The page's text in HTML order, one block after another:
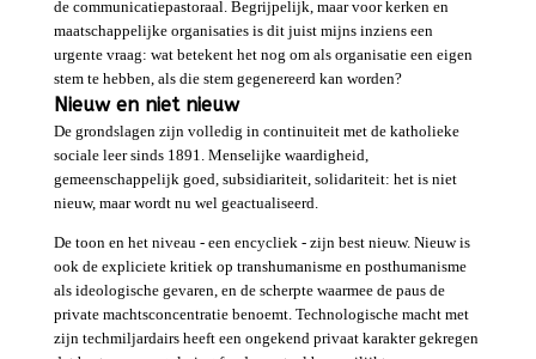
de communicatiepastoraal. Begrijpelijk, maar voor kerken en
maatschappelijke organisaties is dit juist mijns inziens een
urgente vraag: wat betekent het nog om als organisatie een eigen
stem te hebben, als die stem gegenereerd kan worden?
Nieuw en niet nieuw
De grondslagen zijn volledig in continuiteit met de katholieke
sociale leer sinds 1891. Menselijke waardigheid,
gemeenschappelijk goed, subsidiariteit, solidariteit: het is niet
nieuw, maar wordt nu wel geactualiseerd.
De toon en het niveau - een encycliek - zijn best nieuw. Nieuw is
ook de expliciete kritiek op transhumanisme en posthumanisme
als ideologische gevaren, en de scherpte waarmee de paus de
private machtsconcentratie benoemt. Technologische macht met
zijn techmiljardairs heeft een ongekend privaat karakter gekregen